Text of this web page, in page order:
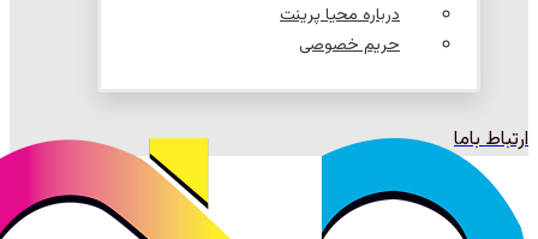
درباره محیا پرینت
حریم خصوصی
ارتباط باما